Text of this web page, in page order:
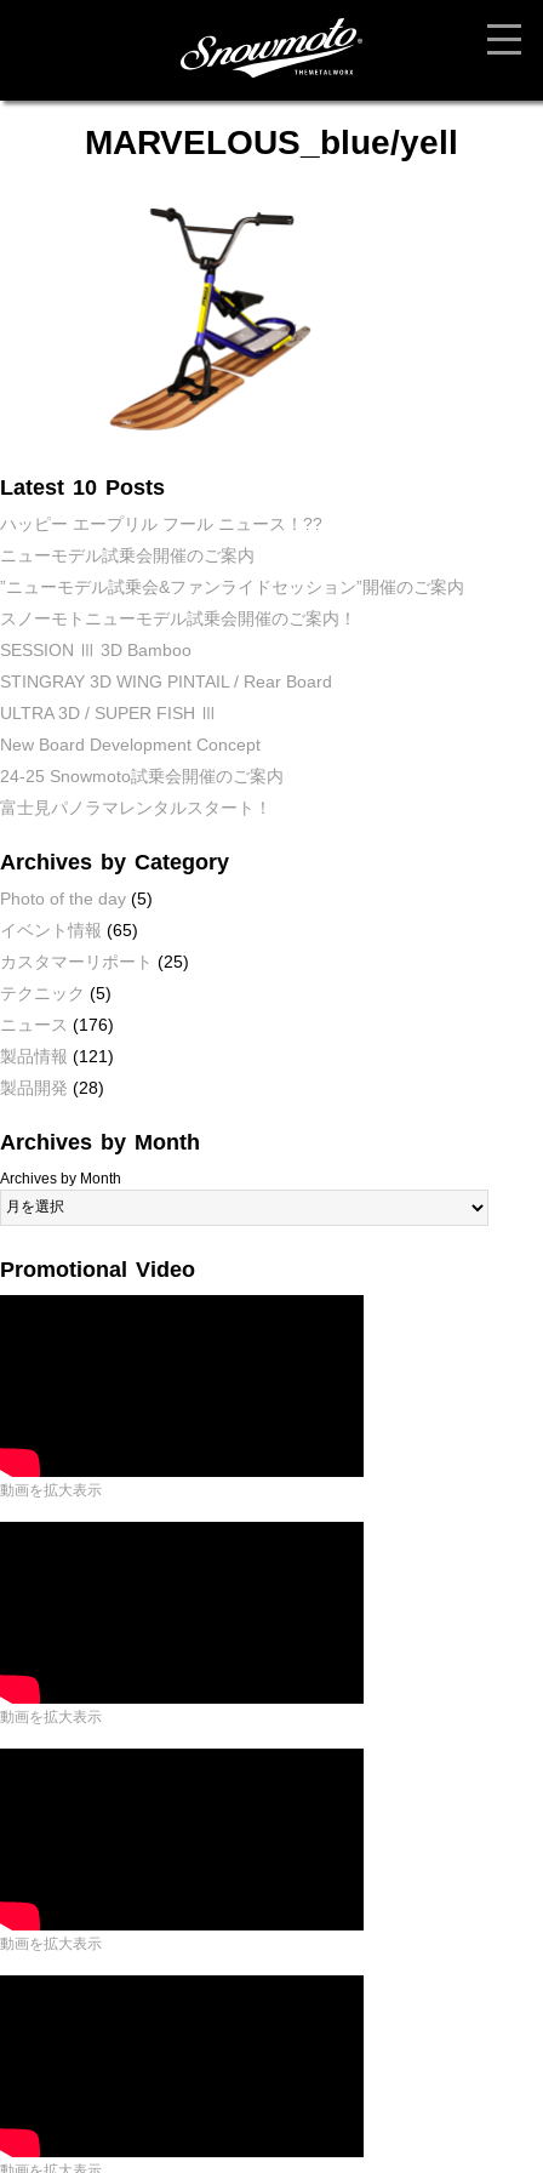
MARVELOUS_blue/yell
Latest 10 Posts
ハッピー エープリル フール ニュース！??
ニューモデル試乗会開催のご案内
”ニューモデル試乗会&ファンライドセッション”開催のご案内
スノーモトニューモデル試乗会開催のご案内！
SESSION Ⅲ 3D Bamboo
STINGRAY 3D WING PINTAIL / Rear Board
ULTRA 3D / SUPER FISH Ⅲ
New Board Development Concept
24-25 Snowmoto試乗会開催のご案内
富士見パノラマレンタルスタート！
Archives by Category
Photo of the day (5)
イベント情報 (65)
カスタマーリポート (25)
テクニック (5)
ニュース (176)
製品情報 (121)
製品開発 (28)
Archives by Month
Archives by Month
Promotional Video
動画を拡大表示
動画を拡大表示
動画を拡大表示